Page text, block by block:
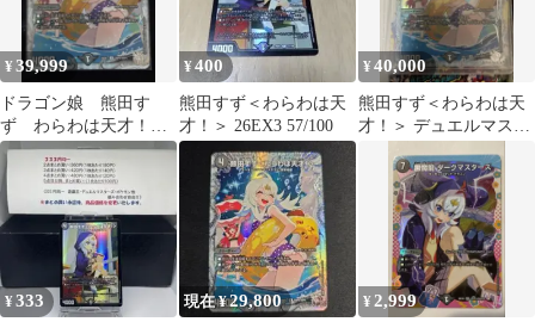
¥39,999
ドラゴン娘 熊田す
ず わらわは天才！超
シークレット SSPダイ
ヤモンドトレジャー
¥400
熊田すず＜わらわは天
才！＞ 26EX3 57/100
¥40,000
熊田すず＜わらわは天
才！＞ デュエルマスタ
¥333 現在 ¥29,800 ¥2,999